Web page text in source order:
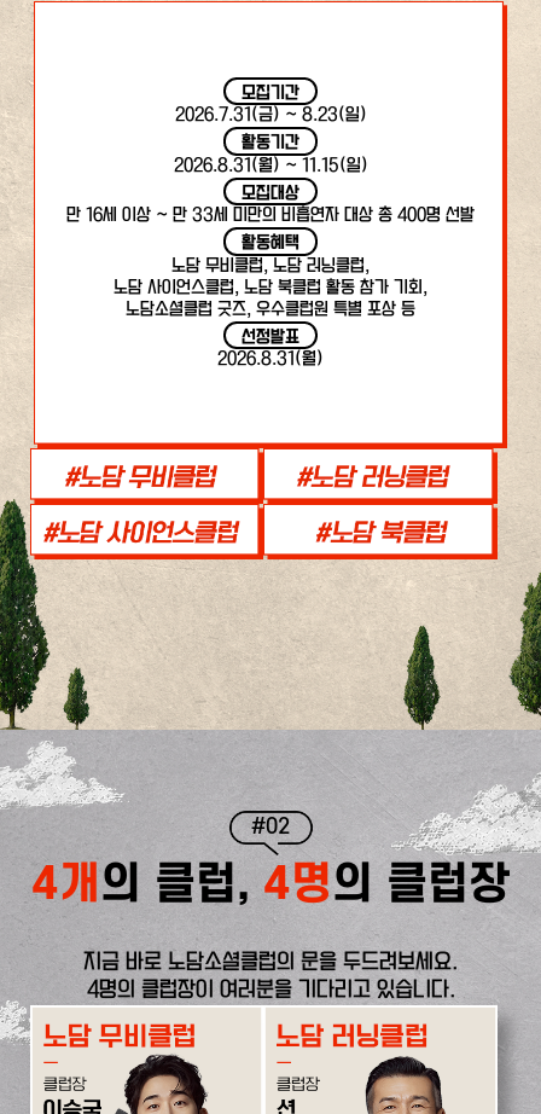
모집기간
2026.7.31(금) ~ 8.23(일)
활동기간
2026.8.31(월) ~ 11.15(일)
모집대상
만 16세 이상 ~ 만 33세 미만의 비흡연자 대상 총 400명 선발
활동혜택
노담 무비클럽, 노담 러닝클럽,
노담 사이언스클럽, 노담 북클럽 활동 참가 기회,
노담소셜클럽 굿즈, 우수클럽원 특별 포상 등
선정발표
2026.8.31(월)
#02
4개 의 클럽, 4명의 클럽장
지금 바로 노담소셜클럽의 문을 두드려보세요.
4명의 클럽장이 여러분을 기다리고 있습니다.